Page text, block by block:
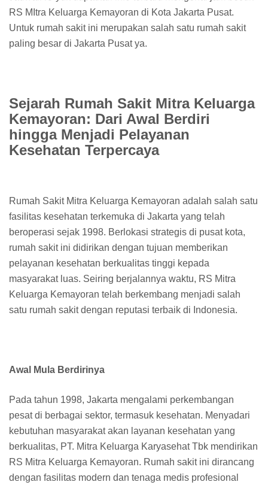
RS MItra Keluarga Kemayoran di Kota Jakarta Pusat.
Untuk rumah sakit ini merupakan salah satu rumah sakit
paling besar di Jakarta Pusat ya.
Sejarah Rumah Sakit Mitra Keluarga
Kemayoran: Dari Awal Berdiri
hingga Menjadi Pelayanan
Kesehatan Terpercaya
Rumah Sakit Mitra Keluarga Kemayoran adalah salah satu
fasilitas kesehatan terkemuka di Jakarta yang telah
beroperasi sejak 1998. Berlokasi strategis di pusat kota,
rumah sakit ini didirikan dengan tujuan memberikan
pelayanan kesehatan berkualitas tinggi kepada
masyarakat luas. Seiring berjalannya waktu, RS Mitra
Keluarga Kemayoran telah berkembang menjadi salah
satu rumah sakit dengan reputasi terbaik di Indonesia.
Awal Mula Berdirinya
Pada tahun 1998, Jakarta mengalami perkembangan
pesat di berbagai sektor, termasuk kesehatan. Menyadari
kebutuhan masyarakat akan layanan kesehatan yang
berkualitas, PT. Mitra Keluarga Karyasehat Tbk mendirikan
RS Mitra Keluarga Kemayoran. Rumah sakit ini dirancang
dengan fasilitas modern dan tenaga medis profesional